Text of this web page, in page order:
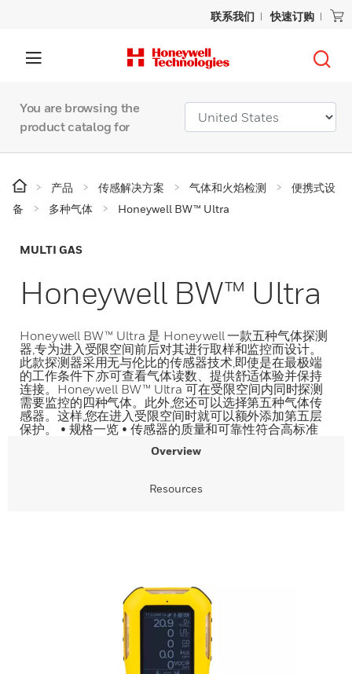
联系我们 快速订购
You are browsing the
product catalog for
产品 传感解决方案 气体和火焰检测
便携式设
备
多种气体 Honeywell BW™ Ultra
MULTI GAS
Honeywell BW™ Ultra
Honeywell BW™ Ultra 是 Honeywell 一款五种气体探测
器,专为进入受限空间前后对其进行取样和监控而设计。
此款探测器采用无与伦比的传感器技术,即使是在最极端
的工作条件下,亦可查看气体读数、提供舒适体验并保持
连接。Honeywell BW™ Ultra 可在受限空间内同时探测
需要监控的四种气体。此外,您还可以选择第五种气体传
感器。这样,您在进入受限空间时就可以额外添加第五层
保护。 • 规格一览 • 传感器的质量和可靠性符合高标准
Overview
Resources